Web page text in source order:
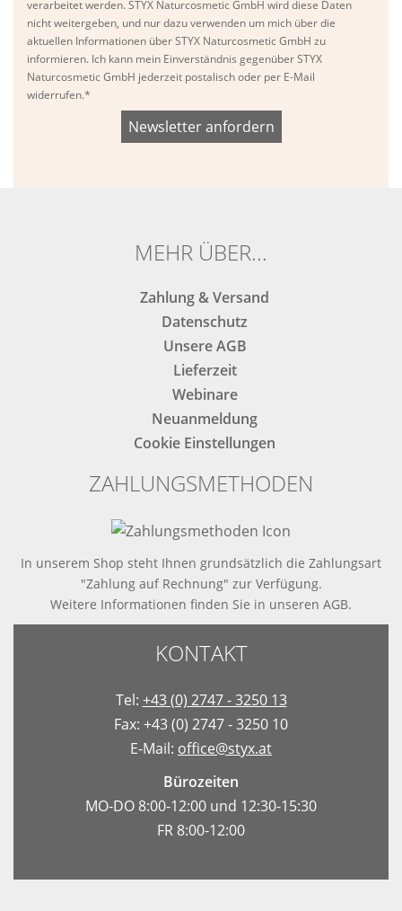
verarbeitet werden. STYX Naturcosmetic GmbH wird diese Daten
nicht weitergeben, und nur dazu verwenden um mich über die
aktuellen Informationen über STYX Naturcosmetic GmbH zu
informieren. Ich kann mein Einverständnis gegenüber STYX
Naturcosmetic GmbH jederzeit postalisch oder per E-Mail
widerrufen.*
MEHR ÜBER...
Zahlung & Versand
Datenschutz
Unsere AGB
Lieferzeit
Webinare
Neuanmeldung
Cookie Einstellungen
ZAHLUNGSMETHODEN
In unserem Shop steht Ihnen grundsätzlich die Zahlungsart
"Zahlung auf Rechnung" zur Verfügung.
Weitere Informationen finden Sie in unseren AGB.
KONTAKT
Tel: +43 (0) 2747 - 3250 13
Fax: +43 (0) 2747 - 3250 10
E-Mail: office@styx.at
Bürozeiten
MO-DO 8:00-12:00 und 12:30-15:30
FR 8:00-12:00